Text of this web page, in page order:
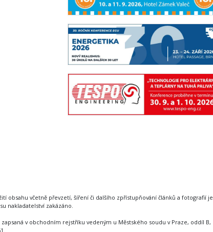
obsahu včetně převzetí, šíření či dalšího zpřístupňování článků a fotografií je
nakladatelství zakázáno.
zapsaná v obchodním rejstříku vedeným u Městského soudu v Praze, oddíl B,